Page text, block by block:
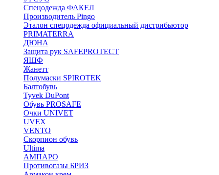
Спецодежда ФАКЕЛ
Производитель Pingo
Эталон спецодежда официальный дистрибьютор
PRIMATERRA
ДЮНА
Защита рук SAFEPROTECT
ЯШФ
Жанетт
Полумаски SPIROTEK
Балтобувь
Tyvek DuPont
Обувь PROSAFE
Очки UNIVET
UVEX
VENTO
Скорпион обувь
Ultima
АМПАРО
Противогазы БРИЗ